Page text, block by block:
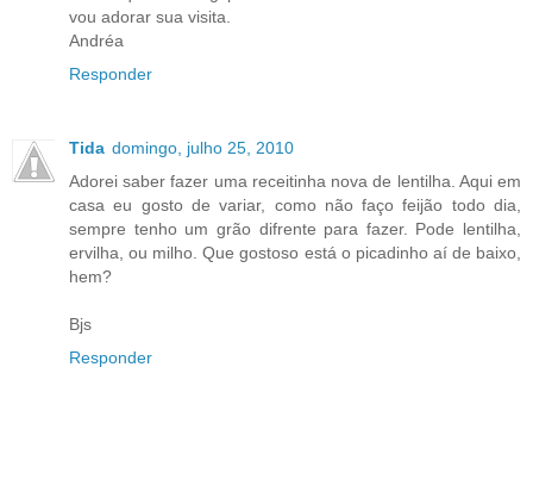
vou adorar sua visita.
Andréa
Responder
Tida domingo, julho 25, 2010
Adorei saber fazer uma receitinha nova de lentilha. Aqui em
casa eu gosto de variar, como não faço feijão todo dia,
sempre tenho um grão difrente para fazer. Pode lentilha,
ervilha, ou milho. Que gostoso está o picadinho aí de baixo,
hem?
Bjs
Responder